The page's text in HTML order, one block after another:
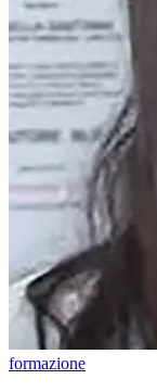
formazione